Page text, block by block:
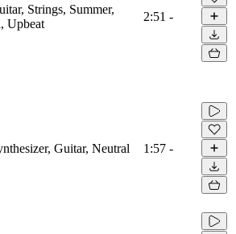
Strings, Summer,
Upbeat
2:51 -
Guitar, Neutral 1:57 -